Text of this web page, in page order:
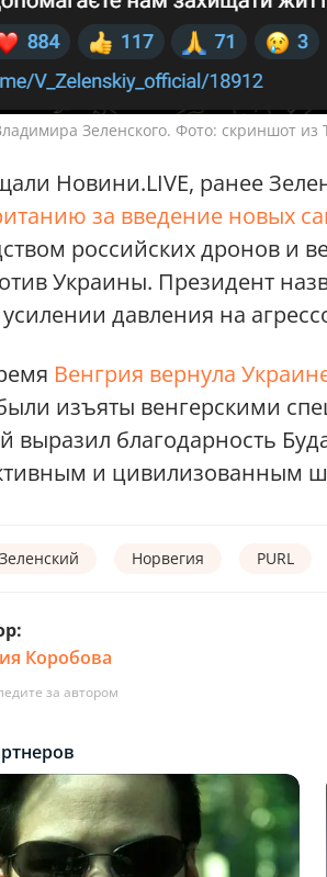
Зеленского. Фото: скриншот из
Новини.LIVE, ранее
за введение новых
российских дронов и
Украины. Президент
давления на
Венгрия вернула
изъяты венгерскими
выразил благодарность
и цивилизованным
Норвегия PURL
Коробова
за автором